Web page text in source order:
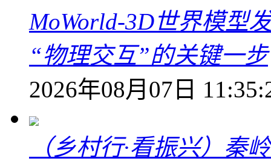
MoWorld-3D世界模型
“物理交互”的关键一步
2026年08月07日
（乡村行·看振兴）秦